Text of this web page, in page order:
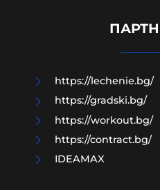
години
https://lechenie.bg/
https://gradski.bg/
https://workout.bg/
https://contract.bg/
IDEAMAX